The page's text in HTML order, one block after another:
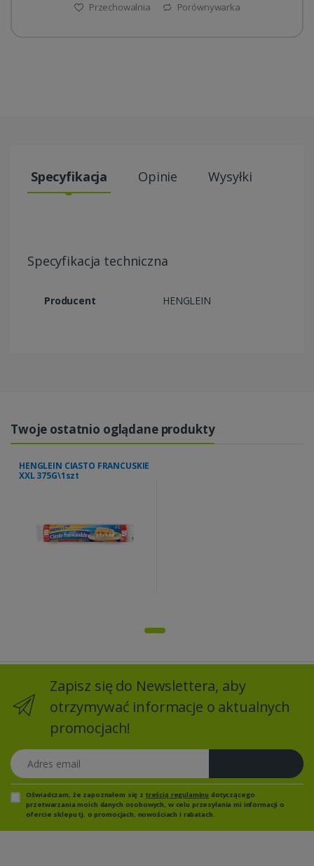
Przechowalnia Porównywarka
Specyfikacja Opinie Wysyłki
Specyfikacja techniczna
Producent HENGLEIN
Twoje ostatnio oglądane produkty
HENGLEIN CIASTO FRANCUSKIE
XXL 375G\1szt
Zapisz się do Newslettera, aby
otrzymywać informacje o aktualnych
promocjach!
Adres email
Oświadczam, że zapoznałem się z treścią regulaminu dotyczącego
przetwarzania moich danych osobowych, w celu przesyłania mi informacji o
ofercie sklepu tj. o promocjach, nowościach i rabatach.